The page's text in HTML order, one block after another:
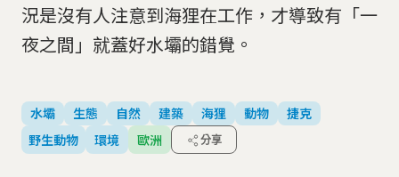
況是沒有人注意到海狸在工作，才導致有「一
夜之間」就蓋好水壩的錯覺。
水壩 生態 自然 建築 海狸 動物
捷克
野生動物
環境 歐洲 分享